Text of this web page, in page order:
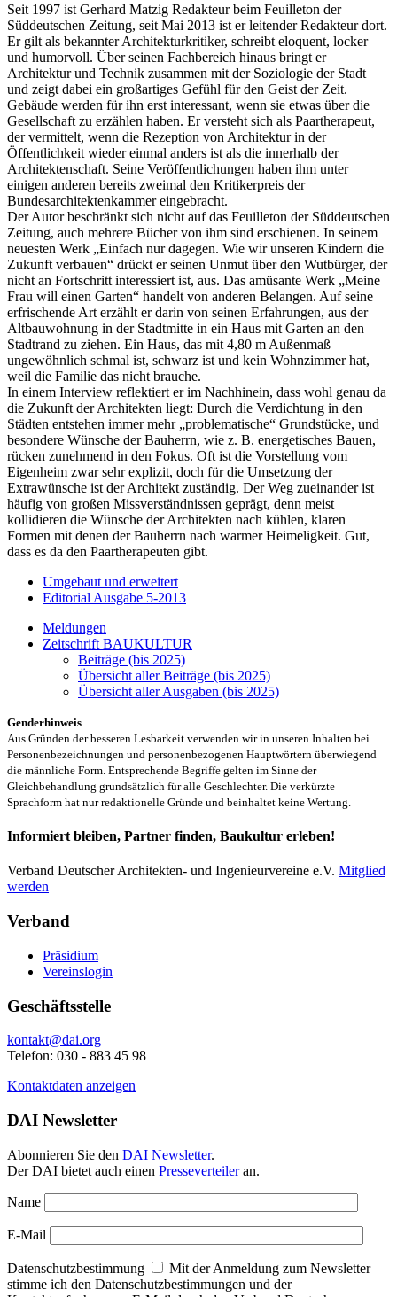
Seit 1997 ist Gerhard Matzig Redakteur beim Feuilleton der
Süddeutschen Zeitung, seit Mai 2013 ist er leitender Redakteur dort.
Er gilt als bekannter Architekturkritiker, schreibt eloquent, locker
und humorvoll. Über seinen Fachbereich hinaus bringt er
Architektur und Technik zusammen mit der Soziologie der Stadt
und zeigt dabei ein großartiges Gefühl für den Geist der Zeit.
Gebäude werden für ihn erst interessant, wenn sie etwas über die
Gesellschaft zu erzählen haben. Er versteht sich als Paartherapeut,
der vermittelt, wenn die Rezeption von Architektur in der
Öffentlichkeit wieder einmal anders ist als die innerhalb der
Architektenschaft. Seine Veröffentlichungen haben ihm unter
einigen anderen bereits zweimal den Kritikerpreis der
Bundesarchitektenkammer eingebracht.
Der Autor beschränkt sich nicht auf das Feuilleton der Süddeutschen
Zeitung, auch mehrere Bücher von ihm sind erschienen. In seinem
neuesten Werk „Einfach nur dagegen. Wie wir unseren Kindern die
Zukunft verbauen“ drückt er seinen Unmut über den Wutbürger, der
nicht an Fortschritt interessiert ist, aus. Das amüsante Werk „Meine
Frau will einen Garten“ handelt von anderen Belangen. Auf seine
erfrischende Art erzählt er darin von seinen Erfahrungen, aus der
Altbauwohnung in der Stadtmitte in ein Haus mit Garten an den
Stadtrand zu ziehen. Ein Haus, das mit 4,80 m Außenmaß
ungewöhnlich schmal ist, schwarz ist und kein Wohnzimmer hat,
weil die Familie das nicht brauche.
In einem Interview reflektiert er im Nachhinein, dass wohl genau da
die Zukunft der Architekten liegt: Durch die Verdichtung in den
Städten entstehen immer mehr „problematische“ Grundstücke, und
besondere Wünsche der Bauherrn, wie z. B. energetisches Bauen,
rücken zunehmend in den Fokus. Oft ist die Vorstellung vom
Eigenheim zwar sehr explizit, doch für die Umsetzung der
Extrawünsche ist der Architekt zuständig. Der Weg zueinander ist
häufig von großen Missverständnissen geprägt, denn meist
kollidieren die Wünsche der Architekten nach kühlen, klaren
Formen mit denen der Bauherrn nach warmer Heimeligkeit. Gut,
dass es da den Paartherapeuten gibt.
Umgebaut und erweitert
Editorial Ausgabe 5-2013
Meldungen
Zeitschrift BAUKULTUR
Beiträge (bis 2025)
Übersicht aller Beiträge (bis 2025)
Übersicht aller Ausgaben (bis 2025)
Genderhinweis
Aus Gründen der besseren Lesbarkeit verwenden wir in unseren Inhalten bei
Personenbezeichnungen und personenbezogenen Hauptwörtern überwiegend
die männliche Form. Entsprechende Begriffe gelten im Sinne der
Gleichbehandlung grundsätzlich für alle Geschlechter. Die verkürzte
Sprachform hat nur redaktionelle Gründe und beinhaltet keine Wertung.
Informiert bleiben, Partner finden, Baukultur erleben!
Verband Deutscher Architekten- und Ingenieurvereine e.V. Mitglied
werden
Verband
Präsidium
Vereinslogin
Geschäftsstelle
kontakt@dai.org
Telefon: 030 - 883 45 98
Kontaktdaten anzeigen
DAI Newsletter
Abonnieren Sie den DAI Newsletter.
Der DAI bietet auch einen Presseverteileran.
Name
E-Mail
Datenschutzbestimmung
Mit der Anmeldung zum Newsletter
stimme ich den Datenschutzbestimmungen und der